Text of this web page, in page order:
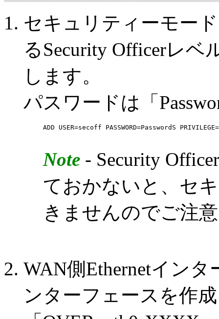
セキュリティーモー
るSecurity Officerレベ
します。
パスワードは「
ADD USER=secoff PASSWORD=PasswordS
Note - Security
ておかないと、セ
きませんのでご注
WAN側Ethernetインタ
ンターフェースを作